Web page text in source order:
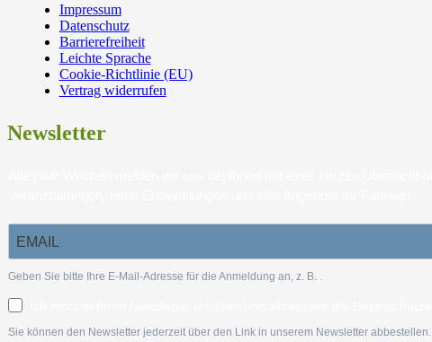
Impressum
Datenschutz
Barrierefreiheit
Leichte Sprache
Cookie-Richtlinie (EU)
Vertrag widerrufen
Newsletter
Geben Sie bitte Ihre E-Mail-Adresse für die Anmeldung an, z. B. .
Sie können den Newsletter jederzeit über den Link in unserem Newsletter abbestellen.